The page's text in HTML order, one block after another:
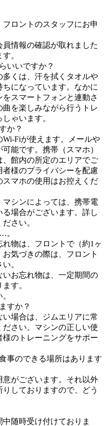
ロントのスタッフにお申
情報の確認が取れました
。
いいですか？
くは、汗を拭くタオルや
になっています。なかに
スマートフォンと連動さ
を楽しみながら行うトレ
ゃいます。
か？
Fiが使えます。メールや
能です。携帯（スマホ）
館内の所定のエリアでご
様のプライバシーを配慮
スマホの使用はお控えくだ
シンによっては、携帯電
場合がございます。詳し
さい。
。
物は、フロントで（約1ヶ
気づきの際は、フロント
。
お忘れ物は、一定期間の
す。
すか？
場合は、ジムエリアに常
さい。マシンの正しい使
のトレーニングをサポー
事のできる場所はあります
がございます。それ以外
しておりますので、どう
随時受け付けておりま